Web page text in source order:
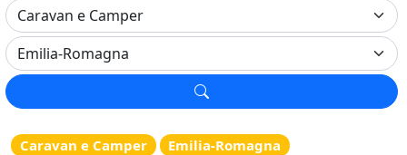
Caravan e Camper
Emilia-Romagna